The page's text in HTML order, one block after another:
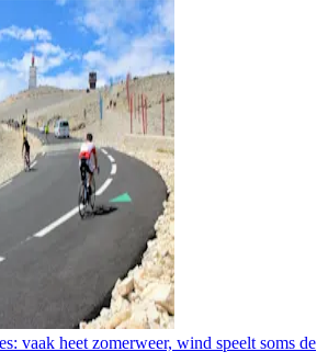
vaak heet zomerweer, wind speelt soms de